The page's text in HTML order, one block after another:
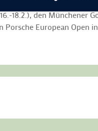
18.2.), den
European Open